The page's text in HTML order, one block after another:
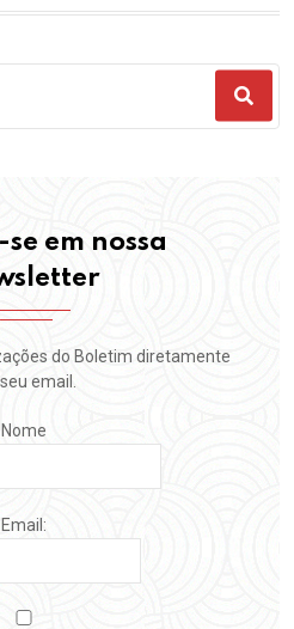
em nossa
do Boletim diretamente
email.
Nome
Email: